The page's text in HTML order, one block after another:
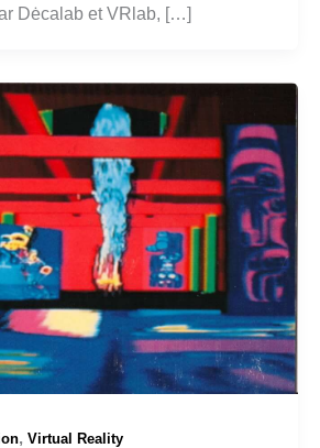
Dėcalab et VRlab, […]
, Virtual Reality